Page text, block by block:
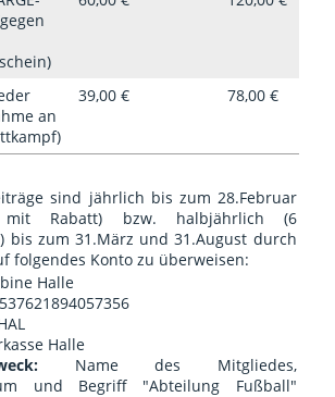
an
39,00 € 78,00 €
sind jährlich bis zum 28.Februar
mit Rabatt) bzw. halbjährlich (6
bis zum 31.März und 31.August durch
folgendes Konto zu überweisen:
Halle
Halle
Name des Mitgliedes,
und Begriff "Abteilung Fußball"